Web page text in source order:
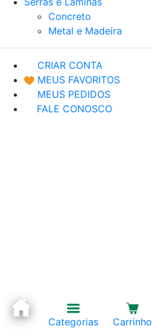
Concreto
Metal e Madeira
CRIAR CONTA
MEUS FAVORITOS
MEUS PEDIDOS
FALE CONOSCO
Categorias Carrinho